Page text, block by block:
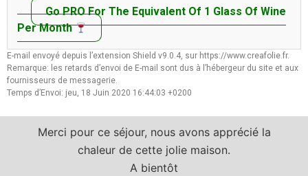
Go PRO For The Equivalent Of 1 Glass Of Wine
Per Month
E-mail envoyé depuis l’extension Shield v9.0.4, sur https://www.creafolie.fr.
Remarque: les retards d’envoi de E-mail sont dus à l’hébergeur du site et aux
fournisseurs de messagerie.
Temps d’Envoi: jeu, 18 Juin 2020 16:44:03 +0200
Merci pour ce séjour, nous avons apprécié la
chaleur de cette jolie maison.
A bientôt